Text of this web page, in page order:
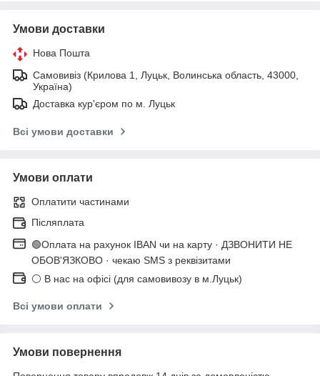
Умови доставки
Нова Пошта
Самовивіз (Крилова 1, Луцьк, Волинська область, 43000,
Україна)
Доставка кур'єром по м. Луцьк
Всі умови доставки
Умови оплати
Оплатити частинами
Післяплата
🟢Оплата на рахунок IBAN чи на карту · ДЗВОНИТИ НЕ
ОБОВ'ЯЗКОВО · чекаю SMS з реквізитами
⚪ В нас на офісі (для самовивозу в м.Луцьк)
Всі умови оплати
Умови повернення